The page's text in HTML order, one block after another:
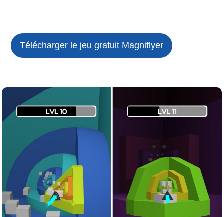
Télécharger le jeu gratuit Magniflyer